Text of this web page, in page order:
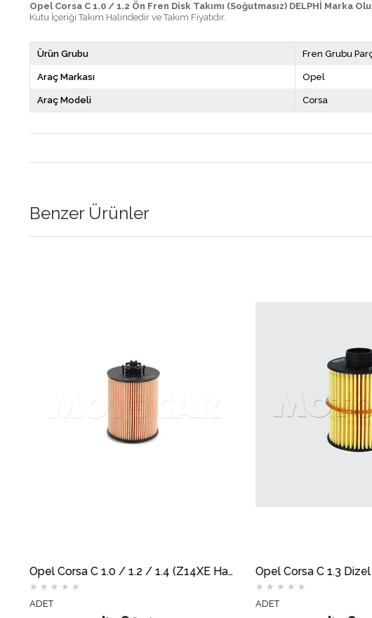
Opel Corsa C 1.0 / 1.2 Ön Fren Disk Takımı (Soğutmasız) DELPHİ Marka
Kutu İçeriği Takım Halindedir ve Takım Fiyatıdır.
Ürün Grubu Fren Grubu
Araç Markası Opel
Araç Modeli Corsa
Benzer Ürünler
Opel Corsa C 1.0 / 1.2 / 1.4 (Z14XE Hariç) Yağ Filtresi MOTOCAR Opel Corsa C 1.3 Dizel Mazot Filtresi MOTOCAR